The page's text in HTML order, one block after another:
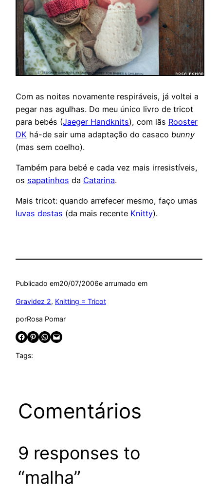
Com as noites novamente respiráveis, já voltei a
pegar nas agulhas. Do meu único livro de tricot
para bebés (Jaeger Handknits), com lãs Rooster
DK há-de sair uma adaptação do casaco bunny
(mas sem coelho).
Também para bebé e cada vez mais irresistíveis,
os sapatinhos da Catarina.
Mais tricot: quando arrefecer mesmo, faço umas
luvas destas (da mais recente Knitty).
Publicado em20/07/2006e arrumado em
Gravidez 2, Knitting = Tricot
porRosa Pomar
Share on Facebook Share on Pinterest Share on WhatsApp Email this Page
Tags:
Comentários
9 responses to
“malha”